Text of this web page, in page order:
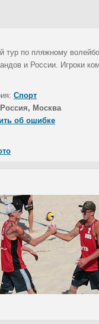
тур по пляжному
и России. Игроки
Спорт
Россия, Москва
об ошибке